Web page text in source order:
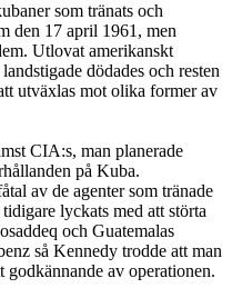
som tränats och
den 17 april 1961, men
Utlovat amerikanskt
dödades och resten
utväxlas mot olika former av
CIA:s, man planerade
på Kuba.
av de agenter som tränade
lyckats med att störta
och Guatemalas
så Kennedy trodde att man
av operationen.